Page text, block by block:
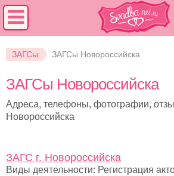
ЗАГСы ЗАГСы Новороссийска
ЗАГСы Новороссийска
Адреса, телефоны, фотографии,
Новороссийска
ЗАГС г. Новороссийска
Виды деятельности: Регистрация